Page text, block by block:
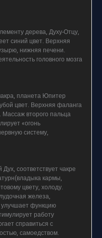
дерева, Духу-Отцу,
синий цвет. Верхняя
нижняя печени.
головного мозга
планета Юпитер
цвет. Верхняя фаланга
второго пальца
«огонь
систему,
соответствует чакре
кармы,
цвету, холоду.
железа,
улучшает функцию
работу
справиться с
самоедством.